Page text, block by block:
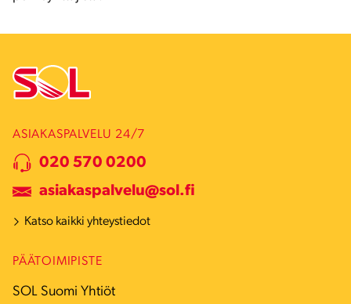
ASIAKASPALVELU 24/7
020 570 0200
asiakaspalvelu@sol.fi
Katso kaikki yhteystiedot
PÄÄTOIMIPISTE
SOL Suomi Yhtiöt